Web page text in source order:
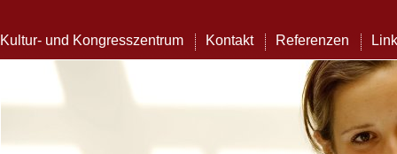
Kultur- und Kongresszentrum Kontakt Referenzen